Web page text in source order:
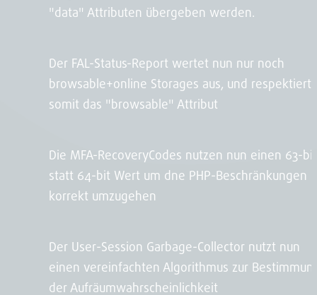
"data" Attributen übergeben werden.
Der FAL-Status-Report wertet nun nur noch
browsable+online Storages aus, und respektiert
somit das "browsable" Attribut
Die MFA-RecoveryCodes nutzen nun einen 63-bit
statt 64-bit Wert um dne PHP-Beschränkungen
korrekt umzugehen
Der User-Session Garbage-Collector nutzt nun
einen vereinfachten Algorithmus zur
der Aufräumwahrscheinlichkeit